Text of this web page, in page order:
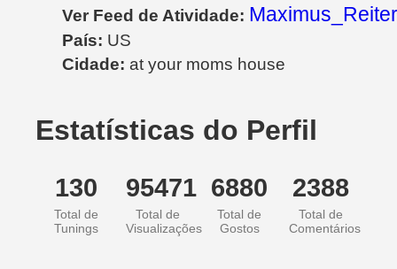
Ver Feed de Atividade:
País: US
Cidade: at your moms house
Estatísticas do Perfil
130
Total de
Tunings
95471
Total de
Visualizações
6880
Total de
Gostos
2388
Total de
Comentários